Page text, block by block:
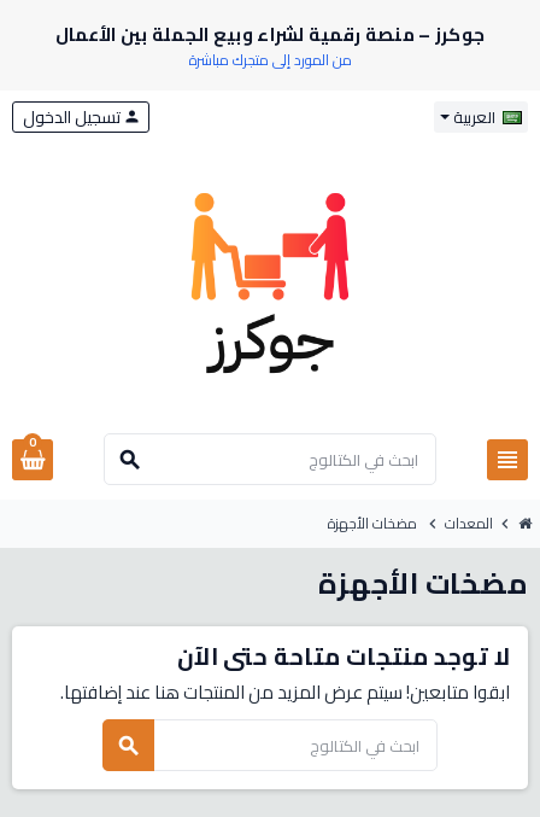
جوكرز – منصة رقمية لشراء وبيع الجملة بين الأعمال
من المورد إلى متجرك مباشرة
العربية
view_headline
search
person تسجيل الدخول
0
chevron_right المعدات chevron_right مضخات الأجهزة
مضخات الأجهزة
لا توجد منتجات متاحة حتى الآن
ابقوا متابعين! سيتم عرض المزيد من المنتجات هنا عند إضافتها.
search